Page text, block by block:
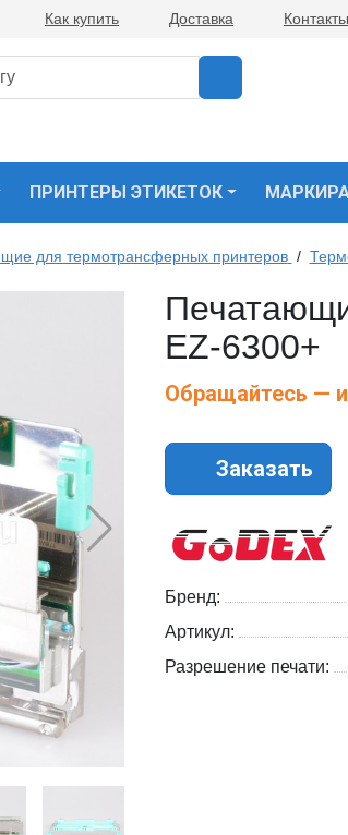
Как купить Доставка Контакты
ПРИНТЕРЫ ЭТИКЕТОК
для термотрансферных принтеров /
EZ-6300+
Обращайтесь —
Заказать
Бренд:
Артикул:
Разрешение печати: